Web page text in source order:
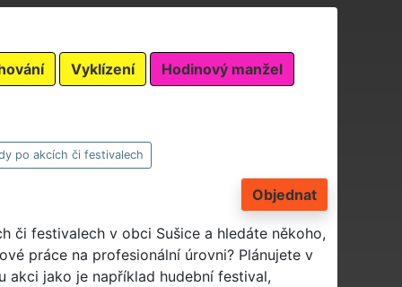
Vyklízení Hodinový manžel
po akcích či festivalech
Objednat
či festivalech v obci Sušice a hledáte někoho,
práce na profesionální úrovni? Plánujete v
akci jako je například hudební festival,